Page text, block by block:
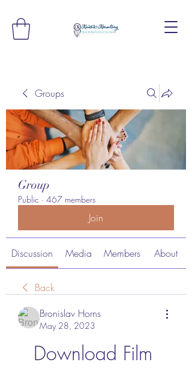
Groups
Group
Public · 467 members
Join
Discussion Media Members About
Back
Bronislav Horns
May 28, 2023
Download Film